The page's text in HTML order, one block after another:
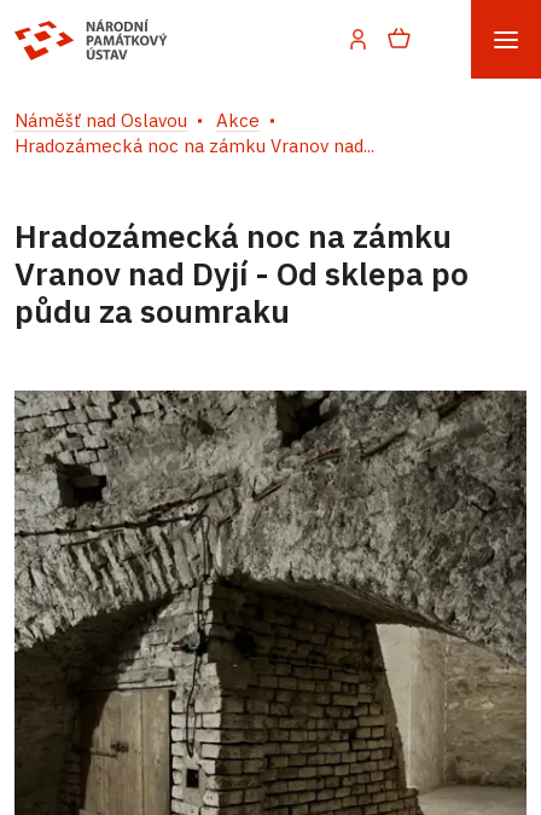
Náměšť nad Oslavou
Akce
Hradozámecká noc na zámku Vranov nad...
Hradozámecká noc na zámku
Vranov nad Dyjí - Od sklepa po
půdu za soumraku